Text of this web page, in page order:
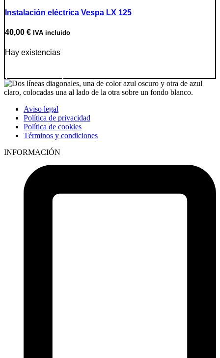
Instalación eléctrica Vespa LX 125
40,00 € IVA incluido
Hay existencias
Aviso legal
Política de privacidad
Política de cookies
Términos y condiciones
INFORMACIÓN